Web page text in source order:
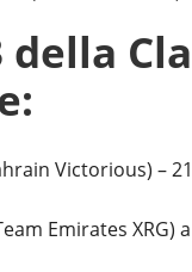
Victorious) –
Emirates XRG)